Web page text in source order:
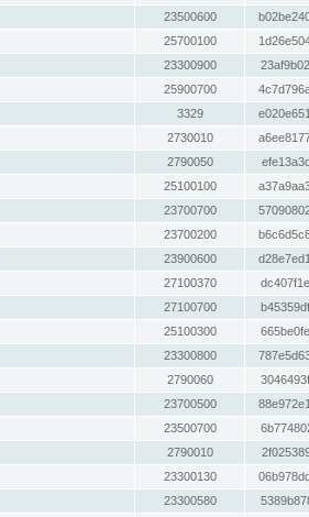
23500600
25700100
23300900
25900700
3329
2730010
2790050
25100100
23700700
23700200
23900600
27100370
27100700
25100300
23300800
2790060
23700500
23500700
2790010
23300130
23300580